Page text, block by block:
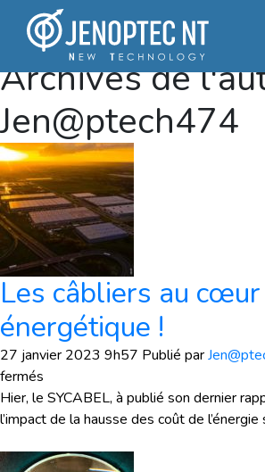
Archives de
Jen@ptech474
Les câbliers au
énergétique !
27 janvier 2023 9h57 Publié par
fermés
Les
câbliers
cœur
Hier, le SYCABEL, à publié son dernier
l’impact de la hausse des coût de l’énergie